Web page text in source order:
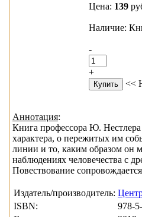
Цена: 139
Наличие:
-
+
<<
Аннотация:
Книга профессора Ю.
характера, о пережитых им
линии и то, каким образом он
наблюдениях человечества с
Повествование
Издатель/производитель:
ISBN:
978-